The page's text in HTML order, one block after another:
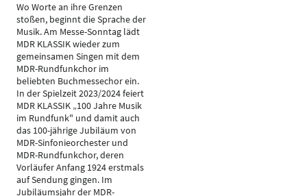
Wo Worte an ihre Grenzen
stoßen, beginnt die Sprache der
Musik. Am Messe-Sonntag lädt
MDR KLASSIK wieder zum
gemeinsamen Singen mit dem
MDR-Rundfunkchor im
beliebten Buchmessechor ein.
In der Spielzeit 2023/2024 feiert
MDR KLASSIK „100 Jahre Musik
im Rundfunk" und damit auch
das 100-jährige Jubiläum von
MDR-Sinfonieorchester und
MDR-Rundfunkchor, deren
Vorläufer Anfang 1924 erstmals
auf Sendung gingen. Im
Jubiläumsjahr der MDR-